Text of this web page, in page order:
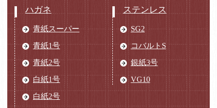
ハガネ
青紙スーパー
青紙1号
青紙2号
白紙1号
白紙2号
ステンレス
SG2
コバルトS
銀紙3号
VG10